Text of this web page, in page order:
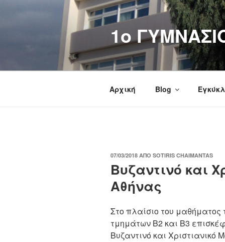
1o
Αρχική Blog
ΔΗΜΟΣΙΕΎΤΗΚΕ
07/03/2018 ΑΠΌ SOTIRIS CHAIMANTAS
Βυζαντινό και
Αθήνας
Στο πλαίσιο του μαθήματος
τμημάτων Β2 και Β3
Βυζαντινό και Χριστιανικό